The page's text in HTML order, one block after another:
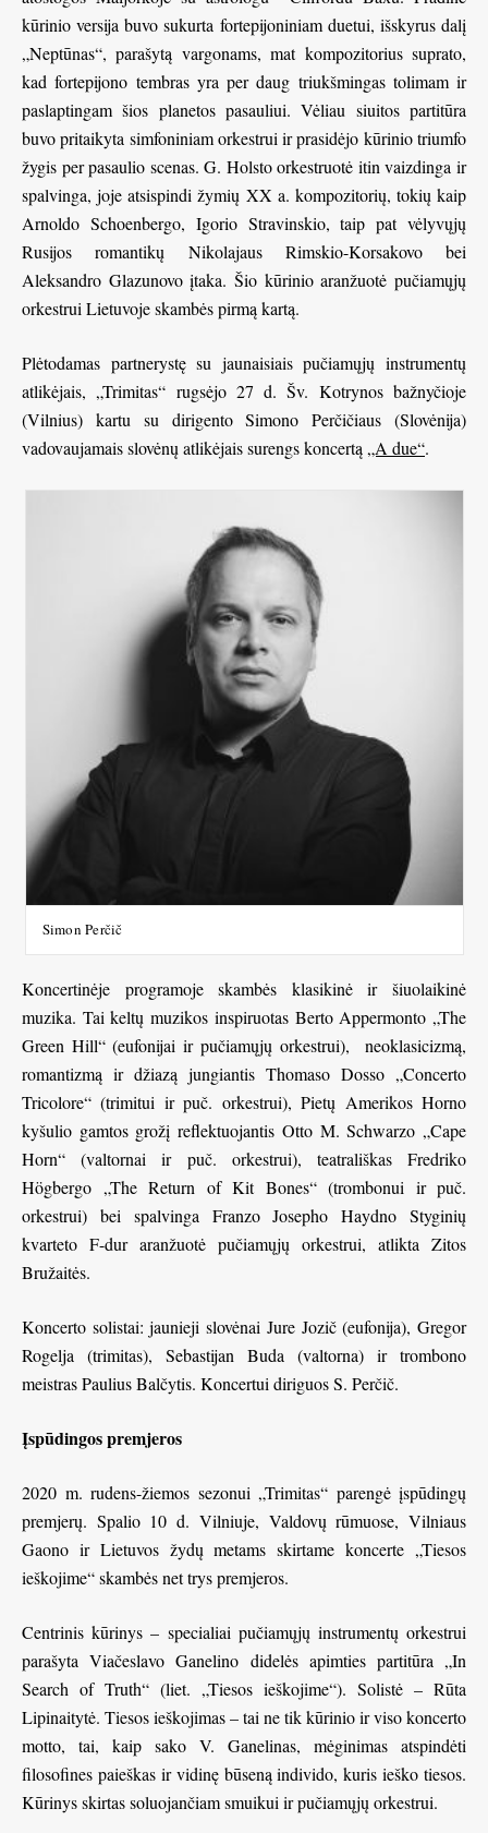
kūrinio versija buvo sukurta fortepijoniniam duetui, išskyrus dalį
„Neptūnas“, parašytą vargonams, mat kompozitorius suprato,
kad fortepijono tembras yra per daug triukšmingas tolimam ir
paslaptingam šios planetos pasauliui. Vėliau siuitos partitūra
buvo pritaikyta simfoniniam orkestrui ir prasidėjo kūrinio triumfo
žygis per pasaulio scenas. G. Holsto orkestruotė itin vaizdinga ir
spalvinga, joje atsispindi žymių XX a. kompozitorių, tokių kaip
Arnoldo Schoenbergo, Igorio Stravinskio, taip pat vėlyvųjų
Rusijos romantikų Nikolajaus Rimskio-Korsakovo bei
Aleksandro Glazunovo įtaka. Šio kūrinio aranžuotė pučiamųjų
orkestrui Lietuvoje skambės pirmą kartą.
Plėtodamas partnerystę su jaunaisiais pučiamųjų instrumentų
atlikėjais, „Trimitas“ rugsėjo 27 d. Šv. Kotrynos bažnyčioje
(Vilnius) kartu su dirigento Simono Perčičiaus (Slovėnija)
vadovaujamais slovėnų atlikėjais surengs koncertą„A due“.
Simon Perčič
Koncertinėje programoje skambės klasikinė ir šiuolaikinė
muzika. Tai keltų muzikos inspiruotas Berto Appermonto „The
Green Hill“ (eufonijai ir pučiamųjų orkestrui), neoklasicizmą,
romantizmą ir džiazą jungiantis Thomaso Dosso „Concerto
Tricolore“ (trimitui ir puč. orkestrui), Pietų Amerikos Horno
kyšulio gamtos grožį reflektuojantis Otto M. Schwarzo „Cape
Horn“ (valtornai ir puč. orkestrui), teatrališkas Fredriko
Högbergo „The Return of Kit Bones“ (trombonui ir puč.
orkestrui) bei spalvinga Franzo Josepho Haydno Styginių
kvarteto F-dur aranžuotė pučiamųjų orkestrui, atlikta Zitos
Bružaitės.
Koncerto solistai: jaunieji slovėnai Jure Jozič (eufonija), Gregor
Rogelja (trimitas), Sebastijan Buda (valtorna) ir trombono
meistras Paulius Balčytis. Koncertui diriguos S. Perčič.
Įspūdingos premjeros
2020 m. rudens-žiemos sezonui „Trimitas“ parengė įspūdingų
premjerų. Spalio 10 d. Vilniuje, Valdovų rūmuose, Vilniaus
Gaono ir Lietuvos žydų metams skirtame koncerte „Tiesos
ieškojime“ skambės net trys premjeros.
Centrinis kūrinys – specialiai pučiamųjų instrumentų orkestrui
parašyta Viačeslavo Ganelino didelės apimties partitūra „In
Search of Truth“ (liet. „Tiesos ieškojime“). Solistė – Rūta
Lipinaitytė. Tiesos ieškojimas – tai ne tik kūrinio ir viso koncerto
motto, tai, kaip sako V. Ganelinas, mėginimas atspindėti
filosofines paieškas ir vidinę būseną individo, kuris ieško tiesos.
Kūrinys skirtas soluojančiam smuikui ir pučiamųjų orkestrui.